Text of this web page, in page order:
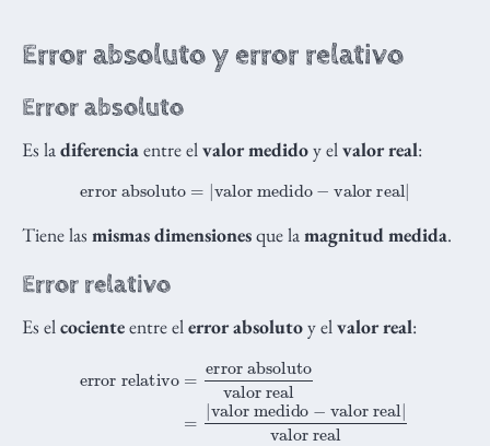
Error absoluto y error relativo
Error absoluto
Es ladiferenciaentre elvalor medidoy elvalor real:
error absoluto =|valor medido− valor real|
Tiene las mismas dimensionesque lamagnitud medida.
Error relativo
Es elcocienteentre elerror absolutoy elvalor real:
error absolutovalor real=|valor medido
valor real|valor real